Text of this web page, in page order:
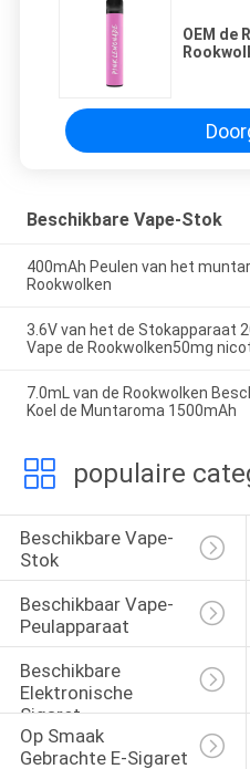
OEM de
Beschikbare Vape-Stok
400mAh Peulen van het
Rookwolken
3.6V van het de Stokapparaat
Vape de Rookwolken50mg
7.0mL van de Rookwolken
Koel de Muntaroma 1500mAh
populaire
Beschikbare Vape-
Stok
Beschikbaar Vape-
Peulapparaat
Beschikbare
Elektronische
Sigaret
Op Smaak
Gebrachte E-Sigaret